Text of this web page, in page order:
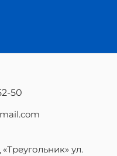
50
ул.